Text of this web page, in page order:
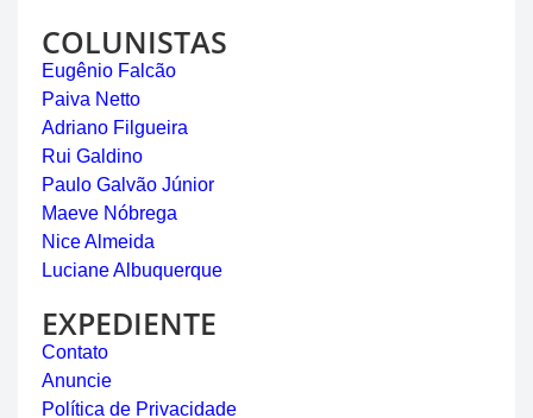
COLUNISTAS
Eugênio Falcão
Paiva Netto
Adriano Filgueira
Rui Galdino
Paulo Galvão Júnior
Maeve Nóbrega
Nice Almeida
Luciane Albuquerque
EXPEDIENTE
Contato
Anuncie
Política de Privacidade